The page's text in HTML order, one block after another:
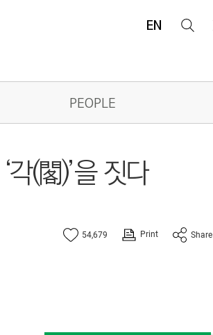
EN
검
PEOPLE
(閣)’을 짓다
54,679 Print Share